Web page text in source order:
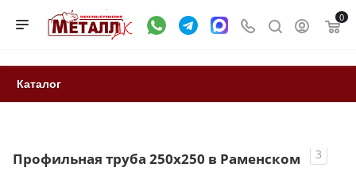
0
Каталог
Профильная труба 250x250 в Раменском
3